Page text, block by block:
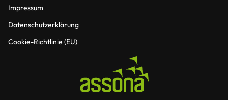
Impressum
Datenschutzerklärung
Cookie-Richtlinie (EU)